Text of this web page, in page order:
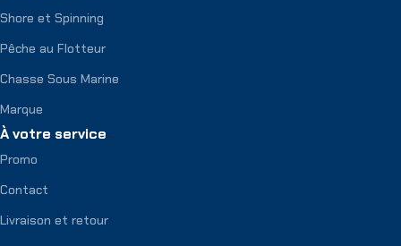
Shore et Spinning
Pêche au Flotteur
Chasse Sous Marine
Marque
À votre service
Promo
Contact
Livraison et retour